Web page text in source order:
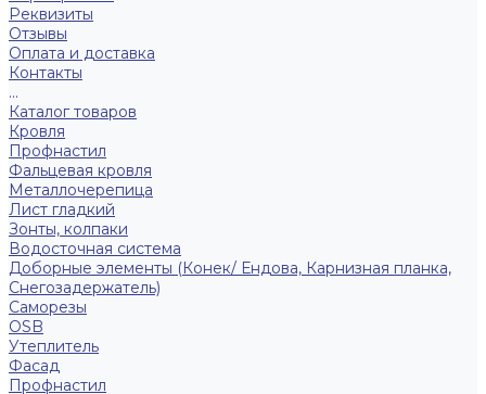
Реквизиты
Отзывы
Оплата и доставка
Контакты
...
Каталог товаров
Кровля
Профнастил
Фальцевая кровля
Металлочерепица
Лист гладкий
Зонты, колпаки
Водосточная система
Доборные элементы (Конек/ Ендова, Карнизная планка,
Снегозадержатель)
Саморезы
ОSB
Утеплитель
Фасад
Профнастил